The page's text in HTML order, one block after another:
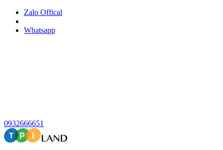
Zalo Offical
Whatsapp
0932666651